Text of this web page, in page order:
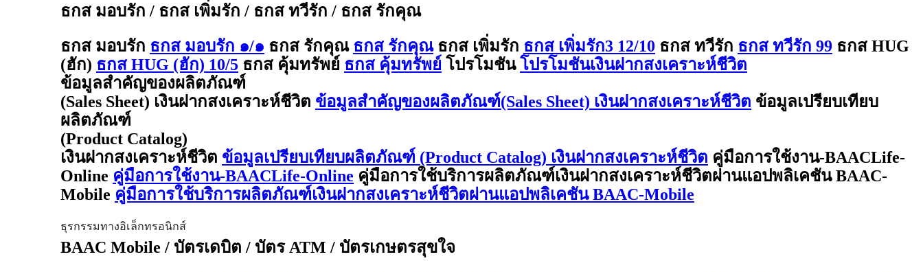
ธกส มอบรัก / ธกส เพิ่มรัก / ธกส ทวีรัก / ธกส รักคุณ
ธกส มอบรัก ธกส มอบรัก ๑/๑ ธกส รักคุณ ธกส รักคุณ ธกส เพิ่มรัก ธกส เพิ่มรัก3 12/10 ธกส ทวีรัก ธกส ทวีรัก 99 ธกส HUG
(ฮัก) ธกส HUG (ฮัก) 10/5 ธกส คุ้มทรัพย์ ธกส คุ้มทรัพย์ โปรโมชัน โปรโมชันเงินฝากสงเคราะห์ชีวิต
ข้อมูลสำคัญของผลิตภัณฑ์
(Sales Sheet) เงินฝากสงเคราะห์ชีวิต ข้อมูลสำคัญของผลิตภัณฑ์(Sales Sheet) เงินฝากสงเคราะห์ชีวิต ข้อมูลเปรียบเทียบ
ผลิตภัณฑ์
(Product Catalog)
เงินฝากสงเคราะห์ชีวิต ข้อมูลเปรียบเทียบผลิตภัณฑ์ (Product Catalog) เงินฝากสงเคราะห์ชีวิต คู่มือการใช้งาน-BAACLife-
Online คู่มือการใช้งาน-BAACLife-Online คู่มือการใช้บริการผลิตภัณฑ์เงินฝากสงเคราะห์ชีวิตผ่านแอปพลิเคชัน BAAC-
Mobile คู่มือการใช้บริการผลิตภัณฑ์เงินฝากสงเคราะห์ชีวิตผ่านแอปพลิเคชัน BAAC-Mobile
ธุรกรรมทางอิเล็กทรอนิกส์
BAAC Mobile / บัตรเดบิต / บัตร ATM / บัตรเกษตรสุขใจ